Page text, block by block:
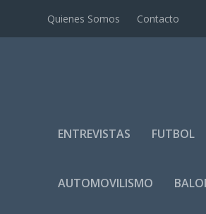
Quienes Somos Contacto
ENTREVISTAS FUTBOL
AUTOMOVILISMO